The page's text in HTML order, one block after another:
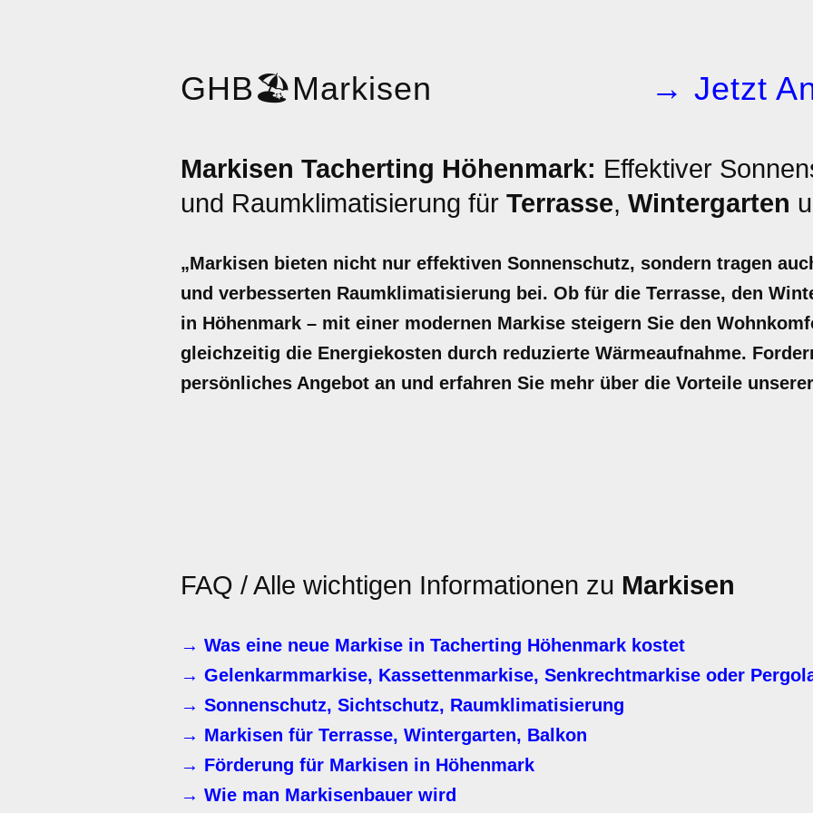
GHB🏖️Markisen → Jetzt
Markisen Tacherting Höhenmark: Effektiver
und Raumklimatisierung für Terrasse, Wintergarten
„Markisen bieten nicht nur effektiven Sonnenschutz, sondern tragen
und verbesserten Raumklimatisierung bei. Ob für die Terrasse, den
in Höhenmark – mit einer modernen Markise steigern Sie den
gleichzeitig die Energiekosten durch reduzierte Wärmeaufnahme.
persönliches Angebot an und erfahren Sie mehr über die Vorteile
FAQ / Alle wichtigen Informationen zu Markisen
→ Was eine neue Markise in Tacherting Höhenmark kostet
→ Gelenkarmmarkise, Kassettenmarkise, Senkrechtmarkise oder
→ Sonnenschutz, Sichtschutz, Raumklimatisierung
→ Markisen für Terrasse, Wintergarten, Balkon
→ Förderung für Markisen in Höhenmark
→ Wie man Markisenbauer wird